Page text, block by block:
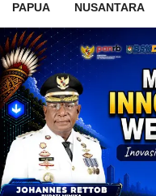
PAPUA NUSANTARA